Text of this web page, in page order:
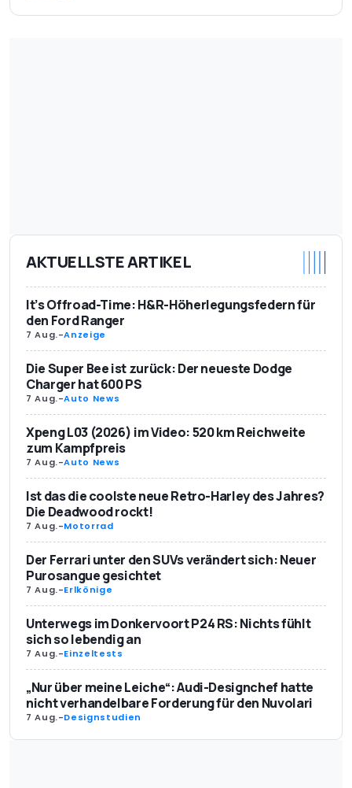
AKTUELLSTE ARTIKEL
It’s Offroad-Time: H&R-Höherlegungsfedern für
den Ford Ranger
7 Aug.-Anzeige
Die Super Bee ist zurück: Der neueste Dodge
Charger hat 600 PS
7 Aug.-Auto News
Xpeng L03 (2026) im Video: 520 km Reichweite
zum Kampfpreis
7 Aug.-Auto News
Ist das die coolste neue Retro-Harley des Jahres?
Die Deadwood rockt!
7 Aug.-Motorrad
Der Ferrari unter den SUVs verändert sich: Neuer
Purosangue gesichtet
7 Aug.-Erlkönige
Unterwegs im Donkervoort P24 RS: Nichts fühlt
sich so lebendig an
7 Aug.-Einzeltests
„Nur über meine Leiche“: Audi-Designchef hatte
nicht verhandelbare Forderung für den Nuvolari
7 Aug.-Designstudien